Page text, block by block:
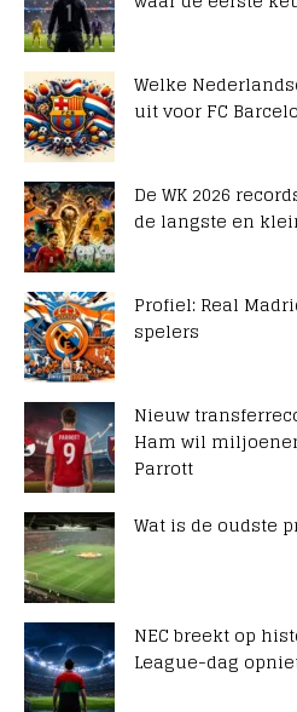
Welke
uit voor FC
De WK 2026
de langste en
Profiel: Real
spelers
Nieuw
Ham wil
Parrott
Wat is de oudste
NEC breekt op
League-dag